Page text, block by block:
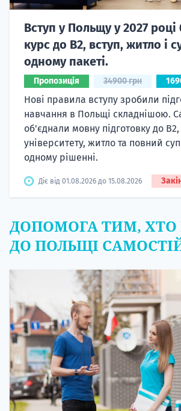
Вступ у Польщу у 2027 році
курс до B2, вступ, житло і
одному пакеті.
Пропозиція 34900 грн
Нові правила вступу зробили
навчання в Польщі складнішою.
об'єднали мовну підготовку до
університету, житло та повний
одному рішенні.
Діє від 01.08.2026 до 15.08.2026
ДОПОМОГА ТИМ, ХТО
ДО ПОЛЬЩІ